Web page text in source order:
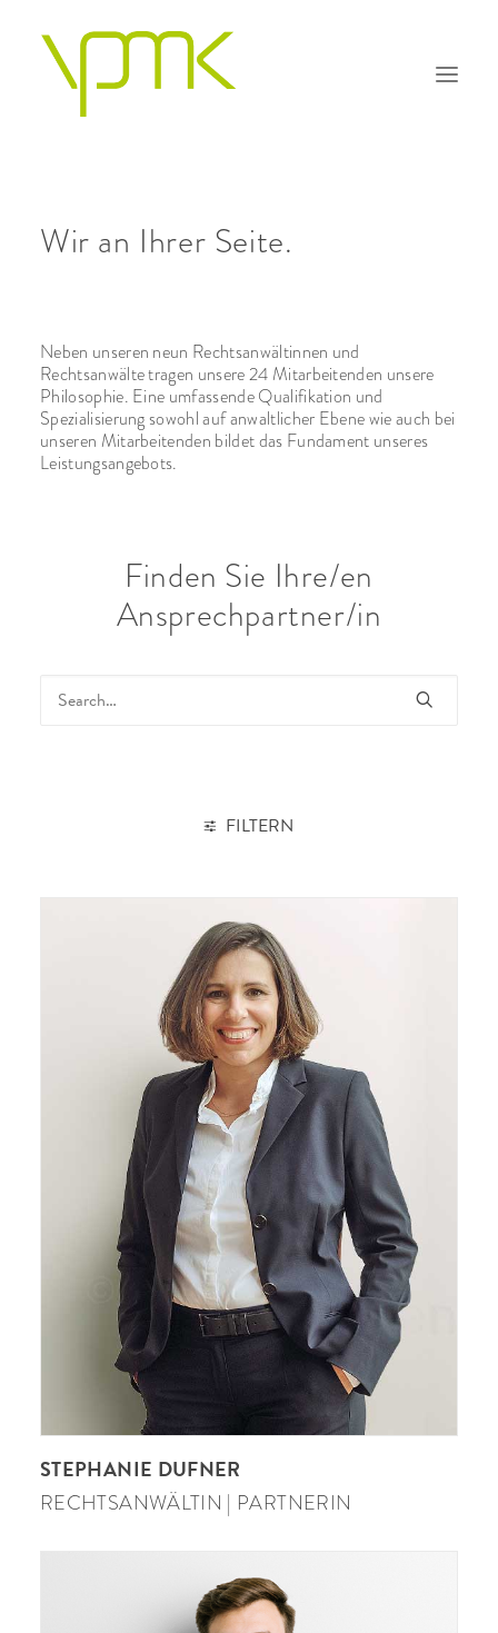
PHILOSOPHIE
TEAM
FAQ
KONTAKT
Wir an Ihrer Seite.
Neben unseren neun Rechtsanwältinnen und
Rechtsanwälte tragen unsere 24 Mitarbeitenden unsere
Philosophie. Eine umfassende Qualifikation und
Spezialisierung sowohl auf anwaltlicher Ebene wie auch bei
unseren Mitarbeitenden bildet das Fundament unseres
Leistungsangebots.
Finden Sie Ihre/en
Ansprechpartner/in
FILTERN
STEPHANIE DUFNER
RECHTSANWÄLTIN | PARTNERIN